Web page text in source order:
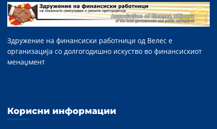
Здружение на финансиски работници од Велес е
организација со долгогодишно искуство во финансискиот
менаџмент
Корисни информации